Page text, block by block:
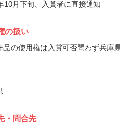
10月下旬、入賞者に直接通知
の扱い
品の使用権は入賞可否問わず兵庫
・問合先